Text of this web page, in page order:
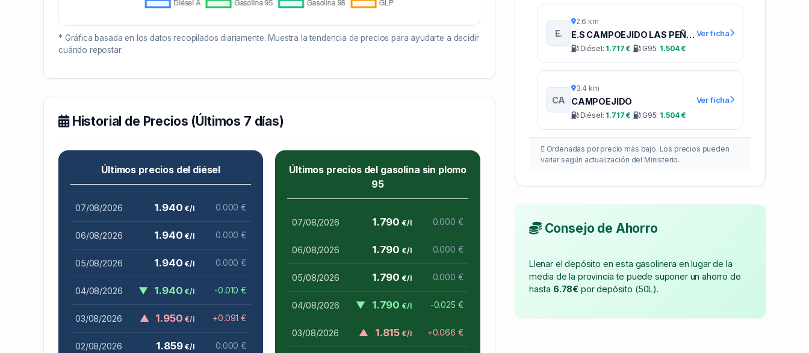
* Gráfica basada en los datos recopilados diariamente. Muestra la tendencia de precios para ayudarte a decidir
cuándo repostar.
Historial de Precios (Últimos 7 días)
Últimos precios del diésel
07/08/2026 1.940€/l 0.000 €
06/08/2026 1.940€/l 0.000 €
05/08/2026 1.940€/l 0.000 €
04/08/2026 ▼ 1.940€/l -0.010 €
03/08/2026 ▲ 1.950€/l +0.091 €
02/08/2026 1.859€/l 0.000 €
Últimos precios del gasolina sin plomo
95
07/08/2026 1.790 €/l 0.000 €
06/08/2026 1.790 €/l 0.000 €
05/08/2026 1.790 €/l 0.000 €
04/08/2026 ▼ 1.790 €/l -0.025 €
03/08/2026 ▲ 1.815 €/l +0.066 €
E.
2.6 km
E.S CAMPOEJIDO LAS PEÑAS
Diésel: 1.717 € G95: 1.504 €
Ver ficha
CA
3.4 km
CAMPOEJIDO
Diésel: 1.717 € G95: 1.504 €
Ver ficha
Ordenadas por precio más bajo. Los precios pueden
variar según actualización del Ministerio.
Consejo de Ahorro
Llenar el depósito en esta gasolinera en lugar de la
media de la provincia te puede suponer un ahorro de
hasta 6.78€ por depósito (50L).